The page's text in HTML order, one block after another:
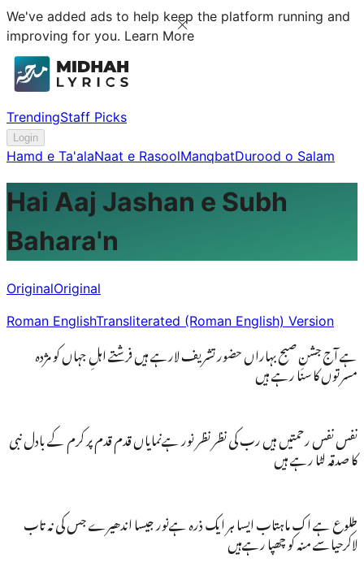
We've added ads to help keep the platform running and
improving for you. Learn More
TrendingStaff Picks
Login
Hamd e Ta'alaNaat e RasoolManqbatDurood o Salam
Hai Aaj Jashan e Subh
Bahara'n
OriginalOriginal
Roman EnglishTransliterated (Roman English) Version
ہے آج جشنِ صبح بہاراں حضور تشریف لارہے ہیں فرشتے اہلِ جہاں کو مژدہ
مسرتوں کا سنا رہے ہیں
نفس نفس رحمتیں ہیں رب کی نظر نظر نور ہےنمایاں قدم قدم پر کرم کے بادل نبی
کا صدقہ لٹا رہے ہیں
طلوع ہے اک ماہتاب ایسا ہر ایک ذرہ ہےنور جیسا اندھیرے جس کی نہ تاب
لاکرحیاسے منہ کو چھپا رہےہیں